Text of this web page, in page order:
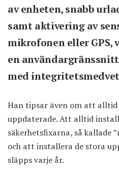
av enheten, snabb
samt aktivering av
mikrofonen eller
en
med
Han tipsar även om att alltid
uppdaterade. Att alltid
säkerhetsfixarna, så kallade
och att installera de stora
släpps varje år.